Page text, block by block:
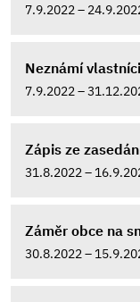
7.9.2022 –
Neznámí vlastníci
7.9.2022 –
Zápis ze
31.8.2022 –
Záměr obce na
30.8.2022 –